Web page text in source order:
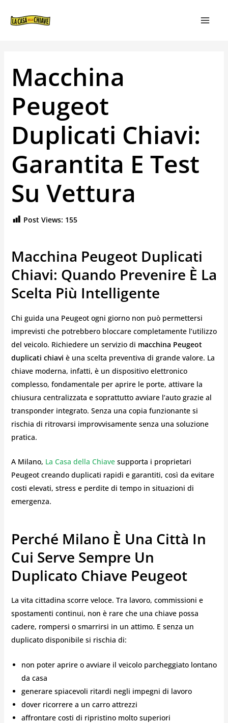
Macchina
Peugeot
Duplicati Chiavi:
Garantita E Test
Su Vettura
Post Views: 155
Macchina Peugeot Duplicati
Chiavi: Quando Prevenire È La
Scelta Più Intelligente
Chi guida una Peugeot ogni giorno non può permettersi
imprevisti che potrebbero bloccare completamente l’utilizzo
del veicolo. Richiedere un servizio di macchina Peugeot
duplicati chiavi è una scelta preventiva di grande valore. La
chiave moderna, infatti, è un dispositivo elettronico
complesso, fondamentale per aprire le porte, attivare la
chiusura centralizzata e soprattutto avviare l’auto grazie al
transponder integrato. Senza una copia funzionante si
rischia di ritrovarsi improvvisamente senza una soluzione
pratica.
A Milano, La Casa della Chiavesupporta i proprietari
Peugeot creando duplicati rapidi e garantiti, così da evitare
costi elevati, stress e perdite di tempo in situazioni di
emergenza.
Perché Milano È Una Città In
Cui Serve Sempre Un
Duplicato Chiave Peugeot
La vita cittadina scorre veloce. Tra lavoro, commissioni e
spostamenti continui, non è rare che una chiave possa
cadere, rompersi o smarrirsi in un attimo. E senza un
duplicato disponibile si rischia di:
non poter aprire o avviare il veicolo parcheggiato lontano
da casa
generare spiacevoli ritardi negli impegni di lavoro
dover ricorrere a un carro attrezzi
affrontare costi di ripristino molto superiori
ARTICOLI